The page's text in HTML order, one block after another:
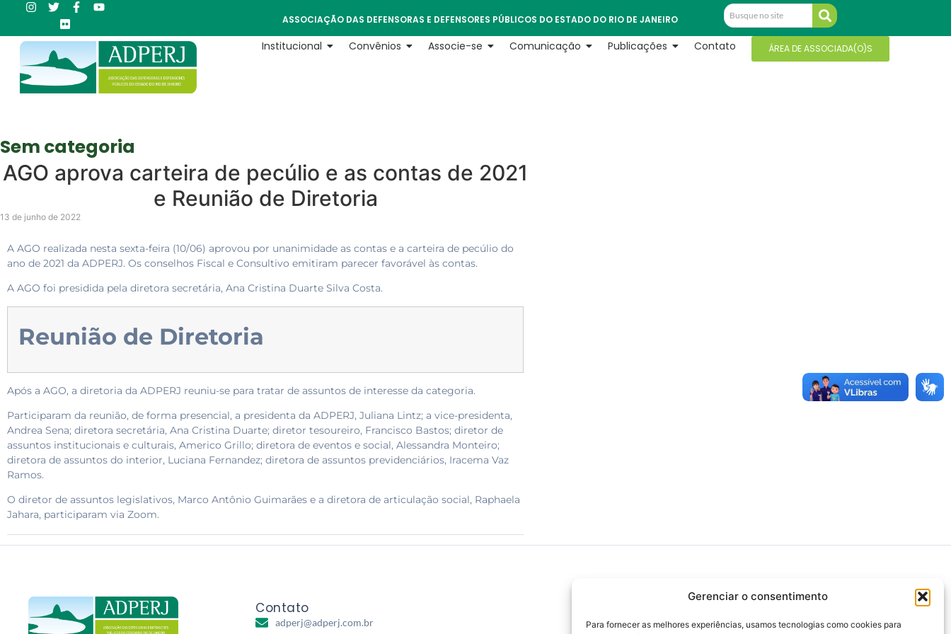
Gerenciar o consentimento
Para fornecer as melhores experiências, usamos tecnologias como cookies para
ASSOCIAÇÃO DAS DEFENSORAS E DEFENSORES PÚBLICOS DO ESTADO DO RIO DE JANEIRO
Institucional Convênios Associe-se Comunicação Publicações Contato ÁREA DE ASSOCIADA(O)S
Sem categoria
AGO aprova carteira de pecúlio e as contas de 2021
e Reunião de Diretoria
13 de junho de 2022
A AGO realizada nesta sexta-feira (10/06) aprovou por unanimidade as contas e a carteira de pecúlio do
ano de 2021 da ADPERJ. Os conselhos Fiscal e Consultivo emitiram parecer favorável às contas.
A AGO foi presidida pela diretora secretária, Ana Cristina Duarte Silva Costa.
Reunião de Diretoria
Após a AGO, a diretoria da ADPERJ reuniu-se para tratar de assuntos de interesse da categoria.
Participaram da reunião, de forma presencial, a presidenta da ADPERJ, Juliana Lintz; a vice-presidenta,
Andrea Sena; diretora secretária, Ana Cristina Duarte; diretor tesoureiro, Francisco Bastos; diretor de
assuntos institucionais e culturais, Americo Grillo; diretora de eventos e social, Alessandra Monteiro;
diretora de assuntos do interior, Luciana Fernandez; diretora de assuntos previdenciários, Iracema Vaz
Ramos.
O diretor de assuntos legislativos, Marco Antônio Guimarães e a diretora de articulação social, Raphaela
Jahara, participaram via Zoom.
Contato
adperj@adperj.com.br Defensores Públicos (ANADEP)